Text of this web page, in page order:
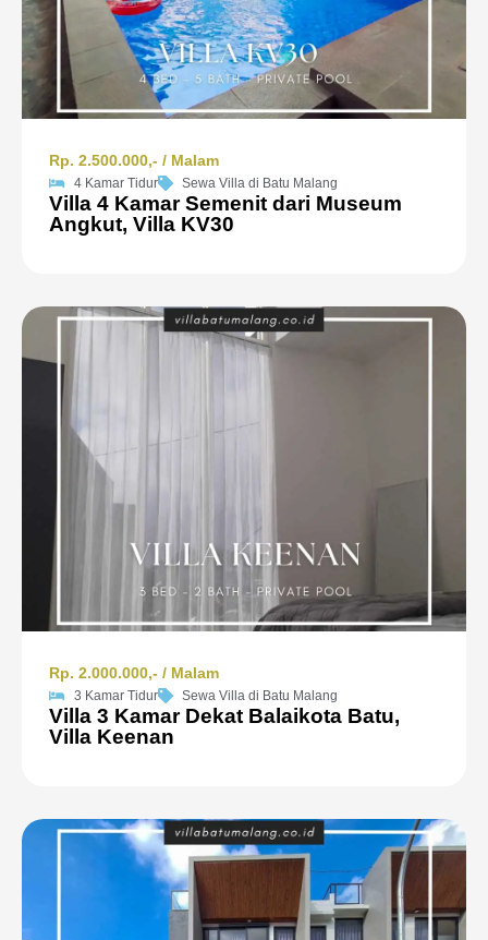
Rp. 2.500.000,- / Malam
4 Kamar Tidur Sewa Villa di Batu Malang
Villa 4 Kamar Semenit dari Museum
Angkut, Villa KV30
Rp. 2.000.000,- / Malam
3 Kamar Tidur Sewa Villa di Batu Malang
Villa 3 Kamar Dekat Balaikota Batu,
Villa Keenan